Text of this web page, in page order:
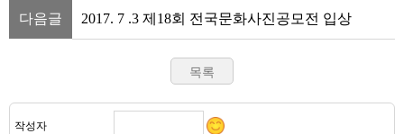
다음글 2017. 7 .3 제18회 전국문화사진공모전 입상
작성자